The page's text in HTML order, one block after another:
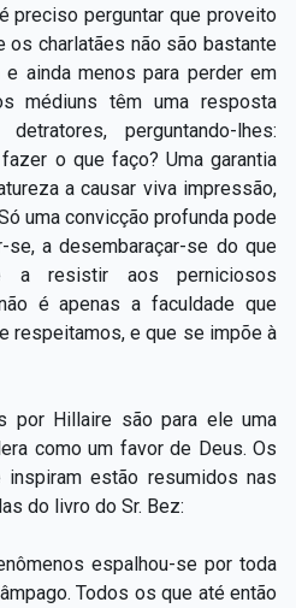
preciso perguntar que proveito
os charlatães não são bastante
e ainda menos para perder em
médiuns têm uma resposta
perguntando-lhes:
o que faço? Uma garantia
a causar viva impressão,
uma convicção profunda pode
se, a desembaraçar-se do que
resistir aos perniciosos
é apenas a faculdade que
respeitamos, e que se impõe à
por Hillaire são para ele uma
como um favor de Deus. Os
estão resumidos nas
do livro do Sr. Bez:
espalhou-se por toda
Todos os que até então